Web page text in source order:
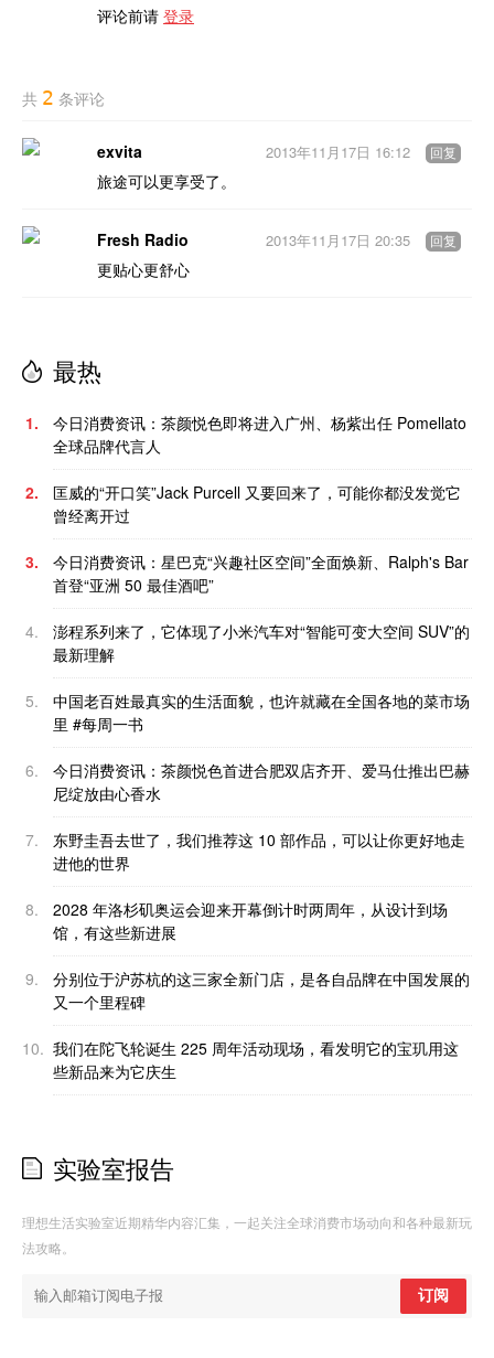
评论前请 登录
共 2 条评论
exvita
旅途可以更享受了。
2013年11月17日 16:12 回复
Fresh Radio
更贴心更舒心
2013年11月17日 20:35 回复
最热
1.
今日消费资讯：茶颜悦色即将进入广州、杨紫出任 Pomellato
全球品牌代言人
2.
匡威的“开口笑”Jack Purcell 又要回来了，可能你都没发觉它
曾经离开过
3.
今日消费资讯：星巴克“兴趣社区空间”全面焕新、Ralph's Bar
首登“亚洲 50 最佳酒吧”
4.
澎程系列来了，它体现了小米汽车对“智能可变大空间 SUV”的
最新理解
5.
中国老百姓最真实的生活面貌，也许就藏在全国各地的菜市场
里 #每周一书
6.
今日消费资讯：茶颜悦色首进合肥双店齐开、爱马仕推出巴赫
尼绽放由心香水
7.
东野圭吾去世了，我们推荐这 10 部作品，可以让你更好地走
进他的世界
8.
2028 年洛杉矶奥运会迎来开幕倒计时两周年，从设计到场
馆，有这些新进展
9.
分别位于沪苏杭的这三家全新门店，是各自品牌在中国发展的
又一个里程碑
10. 我们在陀飞轮诞生 225 周年活动现场，看发明它的宝玑用这
些新品来为它庆生
实验室报告
理想生活实验室近期精华内容汇集，一起关注全球消费市场动向和各种最新玩
法攻略。